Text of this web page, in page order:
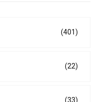
(401)
(22)
(33)